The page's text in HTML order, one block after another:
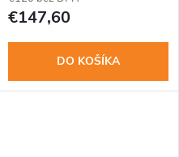
€147,60
DO KOŠÍKA